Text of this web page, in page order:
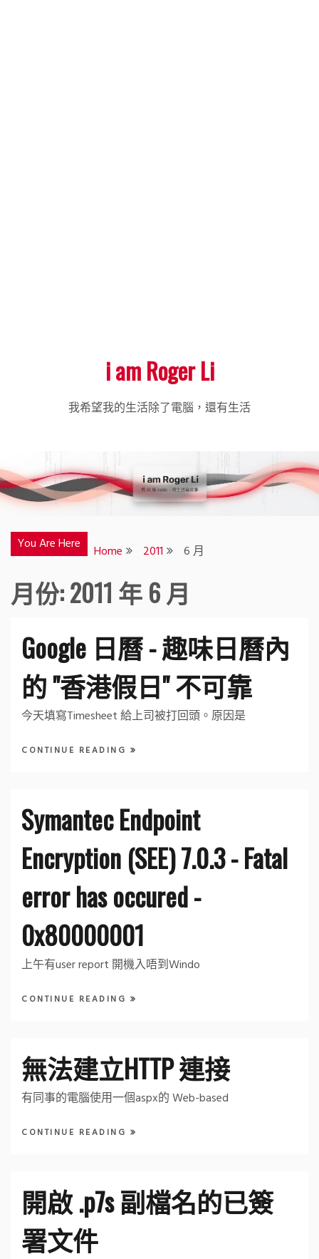
i am Roger Li
我希望我的生活除了電腦，還有生活
You Are Here Home 2011 6 月
月份:2011 年 6 月
Google 日曆 - 趣味日曆內
的 "香港假日" 不可靠
今天填寫Timesheet 給上司被打回頭。原因是
CONTINUE READING
Symantec Endpoint
Encryption (SEE) 7.0.3 - Fatal
error has occured -
0x80000001
上午有user report 開機入唔到Windo
CONTINUE READING
無法建立HTTP 連接
有同事的電腦使用一個aspx的 Web-based
CONTINUE READING
開啟 .p7s 副檔名的已簽
署文件